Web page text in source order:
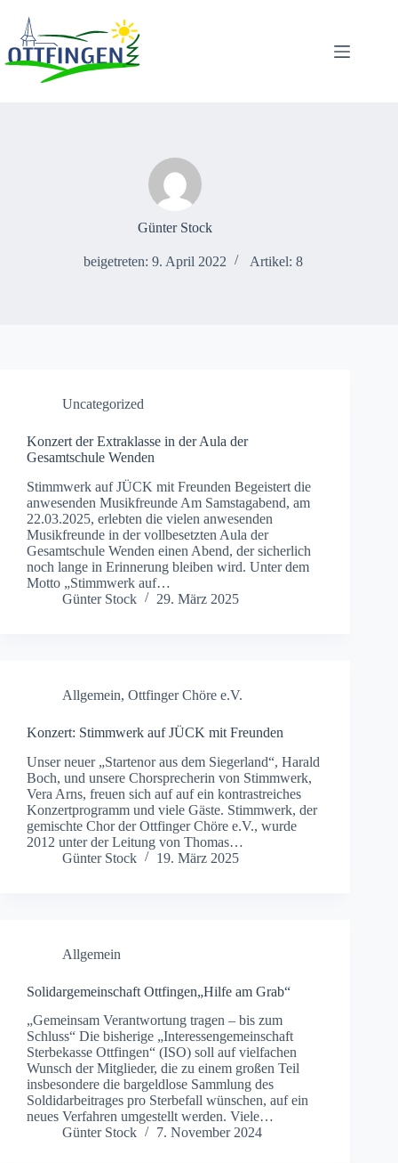
Inhalt
springen
Günter Stock
beigetreten: 9. April 2022 Artikel: 8
Uncategorized
Konzert der Extraklasse in der Aula der
Gesamtschule Wenden
Stimmwerk auf JÜCK mit Freunden Begeistert die
anwesenden Musikfreunde Am Samstagabend, am
22.03.2025, erlebten die vielen anwesenden
Musikfreunde in der vollbesetzten Aula der
Gesamtschule Wenden einen Abend, der sicherlich
noch lange in Erinnerung bleiben wird. Unter dem
Motto „Stimmwerk auf…
Günter Stock
29. März 2025
Allgemein, Ottfinger Chöre e.V.
Konzert: Stimmwerk auf JÜCK mit Freunden
Unser neuer „Startenor aus dem Siegerland“, Harald
Boch, und unsere Chorsprecherin von Stimmwerk,
Vera Arns, freuen sich auf auf ein kontrastreiches
Konzertprogramm und viele Gäste. Stimmwerk, der
gemischte Chor der Ottfinger Chöre e.V., wurde
2012 unter der Leitung von Thomas…
Günter Stock
19. März 2025
Allgemein
Solidargemeinschaft Ottfingen„Hilfe am Grab“
„Gemeinsam Verantwortung tragen – bis zum
Schluss“ Die bisherige „Interessengemeinschaft
Sterbekasse Ottfingen“ (ISO) soll auf vielfachen
Wunsch der Mitglieder, die zu einem großen Teil
insbesondere die bargeldlose Sammlung des
Soldidarbeitrages pro Sterbefall wünschen, auf ein
neues Verfahren umgestellt werden. Viele…
Günter Stock
7. November 2024